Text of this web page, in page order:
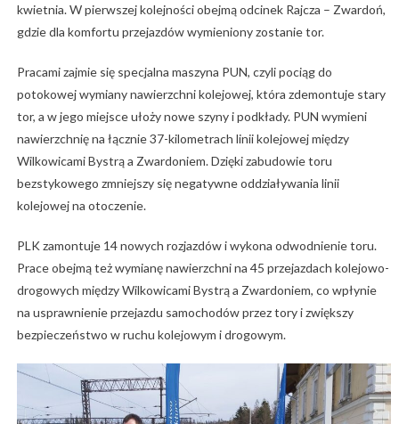
kwietnia. W pierwszej kolejności obejmą odcinek Rajcza – Zwardoń,
gdzie dla komfortu przejazdów wymieniony zostanie tor.
Pracami zajmie się specjalna maszyna PUN, czyli pociąg do
potokowej wymiany nawierzchni kolejowej, która zdemontuje stary
tor, a w jego miejsce ułoży nowe szyny i podkłady. PUN wymieni
nawierzchnię na łącznie 37-kilometrach linii kolejowej między
Wilkowicami Bystrą a Zwardoniem. Dzięki zabudowie toru
bezstykowego zmniejszy się negatywne oddziaływania linii
kolejowej na otoczenie.
PLK zamontuje 14 nowych rozjazdów i wykona odwodnienie toru.
Prace obejmą też wymianę nawierzchni na 45 przejazdach kolejowo-
drogowych między Wilkowicami Bystrą a Zwardoniem, co wpłynie
na usprawnienie przejazdu samochodów przez tory i zwiększy
bezpieczeństwo w ruchu kolejowym i drogowym.